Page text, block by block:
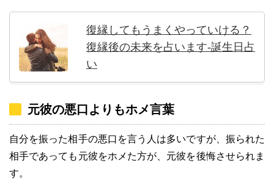
復縁してもうまくやっていける？
復縁後の未来を占います-誕生日占
い
元彼の悪口よりもホメ言葉
自分を振った相手の悪口を言う人は多いですが、振られた
相手であっても元彼をホメた方が、元彼を後悔させられま
す。